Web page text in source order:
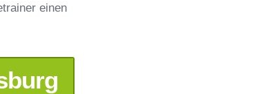
einen